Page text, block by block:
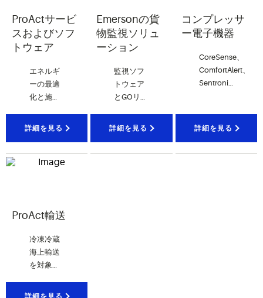
ProActサービ
スおよびソフ
トウェア
エネルギ
ーの最適
化と施設
ポートす
ズ管理ソ
詳細を見る
Emersonの貨
物監視ソリュ
ーション
監視ソフ
トウェア
とGOリア
追跡デバ
詳細を見る
コンプレッサ
ー電子機器
CoreSense、
ComfortAlert、
Sentronic
護、接続
詳細を見る
ProAct輸送
冷凍冷蔵
海上輸送
を対象と
オンの船
詳細を見る